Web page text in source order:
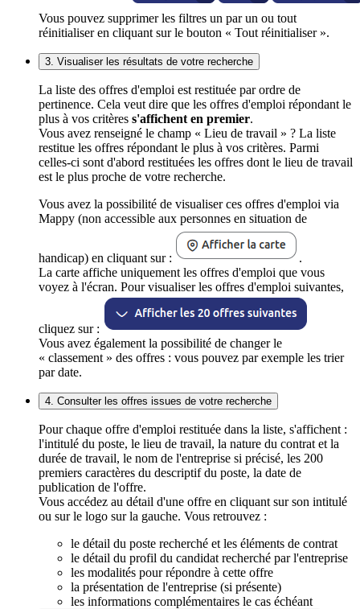
Vous pouvez supprimer les filtres un par un ou tout
réinitialiser en cliquant sur le bouton « Tout réinitialiser ».
3. Visualiser les résultats de votre recherche
La liste des offres d'emploi est restituée par ordre de
pertinence. Cela veut dire que les offres d'emploi répondant le
plus à vos critères s'affichent en premier.
Vous avez renseigné le champ « Lieu de travail » ? La liste
restitue les offres répondant le plus à vos critères. Parmi
celles-ci sont d'abord restituées les offres dont le lieu de travail
est le plus proche de votre recherche.
Vous avez la possibilité de visualiser ces offres d'emploi via
Mappy (non accessible aux personnes en situation de
handicap) en cliquant sur :
.
La carte affiche uniquement les offres d'emploi que vous
voyez à l'écran. Pour visualiser les offres d'emploi suivantes,
cliquez sur :
Vous avez également la possibilité de changer le
« classement » des offres : vous pouvez par exemple les trier
par date.
4. Consulter les offres issues de votre recherche
Pour chaque offre d'emploi restituée dans la liste, s'affichent :
l'intitulé du poste, le lieu de travail, la nature du contrat et la
durée de travail, le nom de l'entreprise si précisé, les 200
premiers caractères du descriptif du poste, la date de
publication de l'offre.
Vous accédez au détail d'une offre en cliquant sur son intitulé
ou sur le logo sur la gauche. Vous retrouvez :
le détail du poste recherché et les éléments de contrat
le détail du profil du candidat recherché par l'entreprise
les modalités pour répondre à cette offre
la présentation de l'entreprise (si présente)
les informations complémentaires le cas échéant